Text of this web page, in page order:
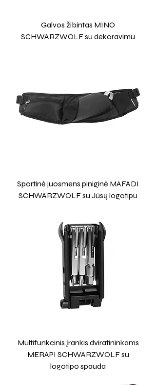
Galvos žibintas MINO
SCHWARZWOLF su dekoravimu
Sportinė juosmens piniginė MAFADI
SCHWARZWOLF su Jūsų logotipu
Multifunkcinis įrankis dviratininkams
MERAPI SCHWARZWOLF su
logotipo spauda